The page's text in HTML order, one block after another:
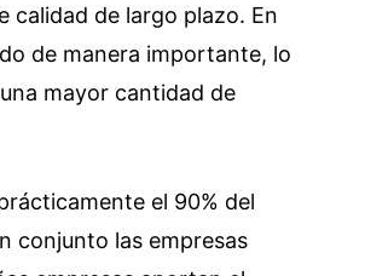
calidad de largo plazo. En
de manera importante, lo
mayor cantidad de
el 90% del
conjunto las empresas